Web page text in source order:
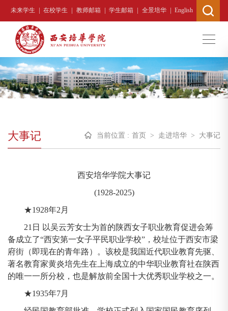
未来学生 | 在校学生 | 教师邮箱 | 学生邮箱 | 全景培华 | English
大事记 当前位置 : 首页 > 走进培华 > 大事记
西安培华学院大事记
(1928-2025)
★1928年2月
21日 以吴云芳女士为首的陕西女子职业教育促进会筹
备成立了“西安第一女子平民职业学校”，校址位于西安市梁
府街（即现在的青年路）。该校是我国近代职业教育先驱、
著名教育家黄炎培先生在上海成立的中华职业教育社在陕西
的唯一一所分校，也是解放前全国十大优秀职业学校之一。
★1935年7月